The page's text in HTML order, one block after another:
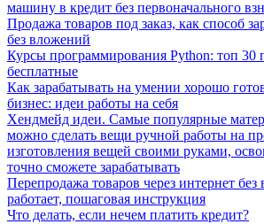
машину в кредит без первоначального
Продажа товаров под заказ, как способ
без вложений
Курсы программирования Python: топ 30
бесплатные
Как зарабатывать на умении хорошо
бизнес: идеи работы на себя
Хендмейд идеи. Самые популярные
можно сделать вещи ручной работы на
изготовления вещей своими руками,
точно сможете зарабатывать
Перепродажа товаров через интернет
работает, пошаговая инструкция
Что делать, если нечем платить кредит?